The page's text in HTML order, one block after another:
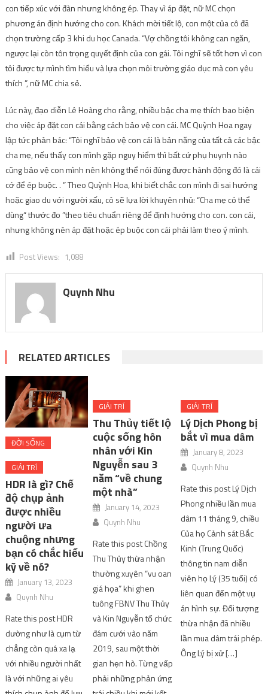
con tiếp xúc với đàn nhưng không ép. Thay vì áp đặt, nữ MC chọn
phương án định hướng cho con. Khách mời tiết lộ, con một của cô đã
chọn trường cấp 3 khi du học Canada. “Vợ chồng tôi không can ngăn,
ngược lại còn tôn trọng quyết định của con gái. Tôi nghĩ sẽ tốt hơn vì con
tôi được tự mình tìm hiểu và lựa chọn môi trường giáo dục mà con yêu
thích ”, nữ MC chia sẻ.
Lúc này, đạo diễn Lê Hoàng cho rằng, nhiều bậc cha mẹ thích bao biện
cho việc áp đặt con cái bằng cách bảo vệ con cái. MC Quỳnh Hoa ngay
lập tức phản bác: “Tôi nghĩ bảo vệ con cái là bản năng của tất cả các bậc
cha mẹ, nếu thấy con mình gặp nguy hiểm thì bất cứ phụ huynh nào
cũng bảo vệ con mình nên không thể nói đúng được hành động đó là cái
cớ để ép buộc. . ” Theo Quỳnh Hoa, khi biết chắc con mình đi sai hướng
hoặc giao du với người xấu, cô sẽ lựa lời khuyên nhủ: “Cha mẹ có thể
dùng“ thước đo ”theo tiêu chuẩn riêng để định hướng cho con. con cái,
nhưng không nên áp đặt hoặc ép buộc con cái phải làm theo ý mình.
Post Views: 1,088
Quynh Nhu
RELATED ARTICLES
ĐỜI SỐNG
GIẢI TRÍ
HDR là gì? Chế
độ chụp ảnh
được nhiều
người ưa
chuộng nhưng
bạn có chắc hiểu
kỹ về nó?
January 13, 2023
Quynh Nhu
Rate this post HDR
dường như là cụm từ
chẳng còn quá xa lạ
với nhiều người nhất
là với những ai yêu
GIẢI TRÍ
Thu Thủy tiết lộ
cuộc sống hôn
nhân với Kin
Nguyễn sau 3
năm “về chung
một nhà”
January 14, 2023
Quynh Nhu
Rate this post Chồng
Thu Thủy thừa nhận
thường xuyên “vu oan
giá họa” khi ghen
tuông FBNV Thu Thủy
và Kin Nguyễn tổ chức
đám cưới vào năm
2019, sau một thời
gian hẹn hò. Từng vấp
phải những phản ứng
GIẢI TRÍ
Lý Dịch Phong bị
bắt vì mua dâm
January 8, 2023
Quynh Nhu
Rate this post Lý Dịch
Phong nhiều lần mua
dâm 11 tháng 9, chiều
Của họ Cảnh sát Bắc
Kinh (Trung Quốc)
thông tin nam diễn
viên họ Lý (35 tuổi) có
liên quan đến một vụ
án hình sự. Đối tượng
thừa nhận đã nhiều
lần mua dâm trái phép.
Ông Lý bị xử […]